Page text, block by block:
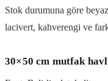
Stok durumuna göre
lacivert, kahverengi ve
30×50 cm mutfak